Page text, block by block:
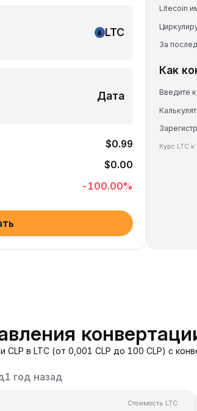
LTC
Дата
$0.99
$0.00
-100.00%
Litecoin
За
Как
Введите
Курс LTC
CLP в LTC (от 0,001 CLP до 100 CLP) с
1 год назад
Стоимость LTC